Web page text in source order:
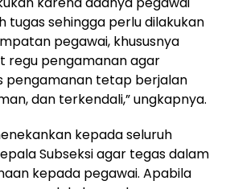
tugas sehingga perlu dilakukan
pegawai, khususnya
regu pengamanan agar
pengamanan tetap berjalan
dan terkendali,” ungkapnya.
kepada seluruh
Subseksi agar tegas dalam
kepada pegawai. Apabila